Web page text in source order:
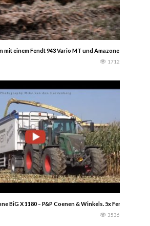
einem Fendt 943 Vario MT und Amazone za ts 4200
1712
BiG X 1180 – P&P Coenen & Winkels. 5x Fendt
3536